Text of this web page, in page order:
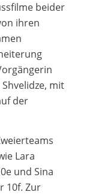
beider
ihren
mit
der
Lara
und Sina
10f. Zur